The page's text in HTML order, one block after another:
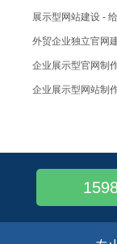
展示型网站建设 -
外贸企业独立官网
企业展示型官网制
企业展示型网站制
企业官网建设：如